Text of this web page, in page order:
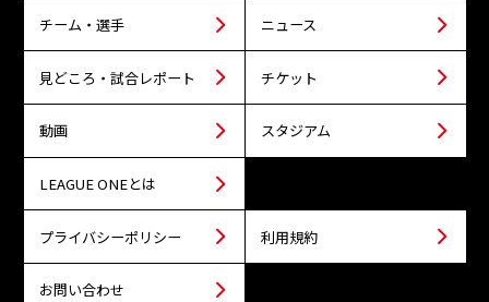
チーム・選手 ニュース
見どころ・試合レポート チケット
動画 スタジアム
LEAGUE ONEとは
プライバシーポリシー 利用規約
お問い合わせ